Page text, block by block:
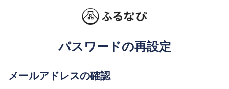
パスワードの再設定
メールアドレスの確認